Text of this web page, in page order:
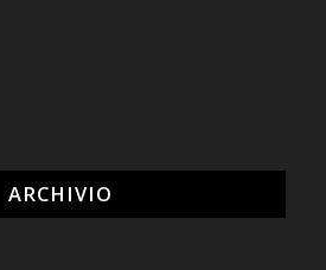
ARCHIVIO